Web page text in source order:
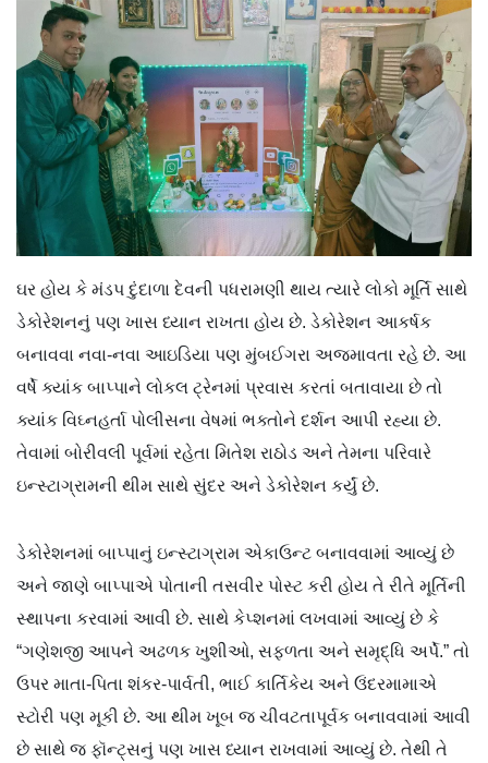
ઘર હોય કે મંડપ દુંદાળા દેવની પધરામણી થાય ત્યારે લોકો મૂર્તિ સાથે
ડેકોરેશનનું પણ ખાસ ધ્યાન રાખતા હોય છે. ડેકોરેશન આકર્ષક
બનાવવા નવા-નવા આઇડિયા પણ મુંબઈગરા અજમાવતા રહે છે. આ
વર્ષે ક્યાંક બાપ્પાને લોકલ ટ્રેનમાં પ્રવાસ કરતાં બતાવાયા છે તો
ક્યાંક વિઘ્નહર્તા પોલીસના વેષમાં ભક્તોને દર્શન આપી રહ્યા છે.
તેવામાં બોરીવલી પૂર્વમાં રહેતા મિતેશ રાઠોડ અને તેમના પરિવારે
ઇન્સ્ટાગ્રામની થીમ સાથે સુંદર અને ડેકોરેશન કર્યું છે.
ડેકોરેશનમાં બાપ્પાનું ઇન્સ્ટાગ્રામ એકાઉન્ટ બનાવવામાં આવ્યું છે
અને જાણે બાપ્પાએ પોતાની તસવીર પોસ્ટ કરી હોય તે રીતે મૂર્તિની
સ્થાપના કરવામાં આવી છે. સાથે કેપ્શનમાં લખવામાં આવ્યું છે કે
“ગણેશજી આપને અઢળક ખુશીઓ, સફળતા અને સમૃદ્ધિ અર્પે.” તો
ઉપર માતા-પિતા શંકર-પાર્વતી, ભાઈ કાર્તિકેય અને ઉંદરમામાએ
સ્ટોરી પણ મૂકી છે. આ થીમ ખૂબ જ ચીવટતાપૂર્વક બનાવવામાં આવી
છે સાથે જ ફૉન્ટ્સનું પણ ખાસ ધ્યાન રાખવામાં આવ્યું છે. તેથી તે